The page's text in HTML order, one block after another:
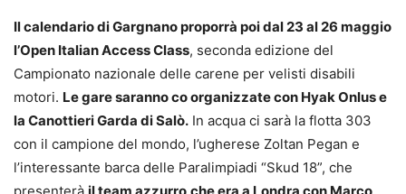
Il calendario di Gargnano proporrà poi dal 23 al 26 maggio
l’Open Italian Access Class, seconda edizione del
Campionato nazionale delle carene per velisti disabili
motori. Le gare saranno co organizzate con Hyak Onlus e
la Canottieri Garda di Salò. In acqua ci sarà la flotta 303
con il campione del mondo, l’ugherese Zoltan Pegan e
l’interessante barca delle Paralimpiadi “Skud 18”, che